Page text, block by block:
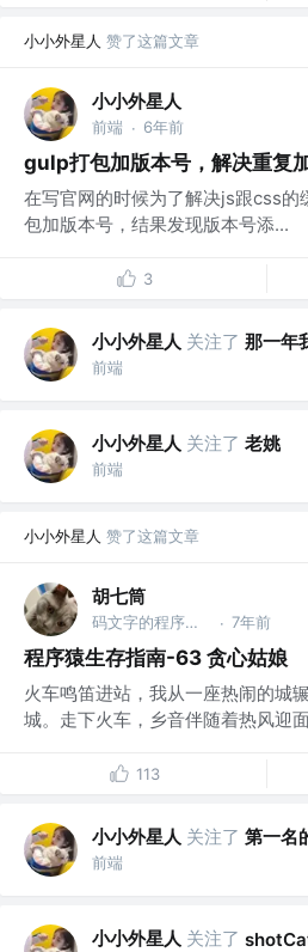
小小外星人 赞了这篇文章
小小外星人
前端 · 6年前
gulp打包加版本号，解决重复
在写官网的时候为了解决js跟css
包加版本号，结果发现版本号添...
3
小小外星人 关注了 那一年
前端
小小外星人 关注了 老姚
前端
小小外星人 赞了这篇文章
胡七筒
码文字的程序猿 @你猜 · 7年前
程序猿生存指南-63 贪心姑娘
火车鸣笛进站，我从一座热闹的城
城。走下火车，乡音伴随着热风迎
113
小小外星人 关注了 第一名
前端
小小外星人 关注了